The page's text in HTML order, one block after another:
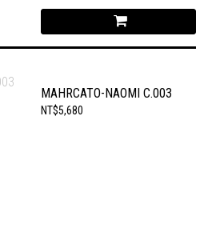
MAHRCATO-NAOMI C.003
NT$5,680